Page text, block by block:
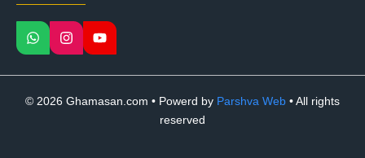
© 2026 Ghamasan.com • Powerd by Parshva Web • All rights
reserved